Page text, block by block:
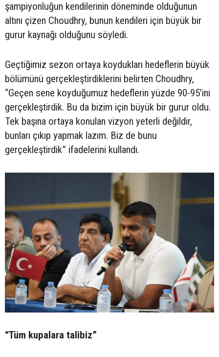
şampiyonluğun kendilerinin döneminde olduğunun
altını çizen Choudhry, bunun kendileri için büyük bir
gurur kaynağı olduğunu söyledi.
Geçtiğimiz sezon ortaya koydukları hedeflerin büyük
bölümünü gerçekleştirdiklerini belirten Choudhry,
“Geçen sene koyduğumuz hedeflerin yüzde 90-95’ini
gerçekleştirdik. Bu da bizim için büyük bir gurur oldu.
Tek başına ortaya konulan vizyon yeterli değildir,
bunları çıkıp yapmak lazım. Biz de bunu
gerçekleştirdik” ifadelerini kullandı.
“Tüm kupalara talibiz”